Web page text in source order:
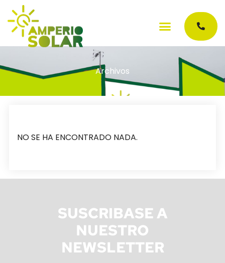
Archivos
NO SE HA ENCONTRADO NADA.
SUSCRIBASE A
NUESTRO
NEWSLETTER